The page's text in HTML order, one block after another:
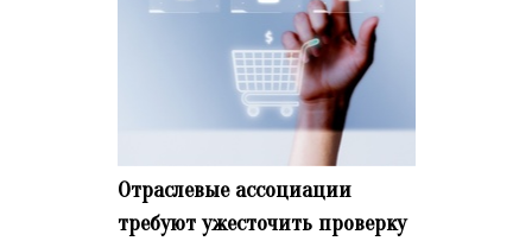
Отраслевые ассоциации
требуют ужесточить проверку